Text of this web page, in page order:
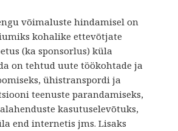
võimaluste hindamisel on
kohalike ettevõtjate
(ka sponsorlus) küla
on tehtud uute töökohtade ja
ühistranspordi ja
teenuste parandamiseks,
kasutuselevõtuks,
end internetis jms. Lisaks